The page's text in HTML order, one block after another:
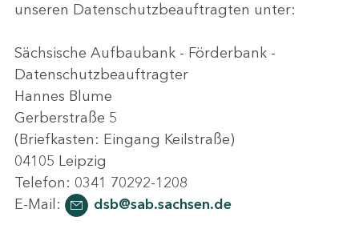
unseren Datenschutzbeauftragten unter:
Sächsische Aufbaubank - Förderbank -
Datenschutzbeauftragter
Hannes Blume
Gerberstraße 5
(Briefkasten: Eingang Keilstraße)
04105 Leipzig
Telefon: 0341 70292-1208
E-Mail:
dsb@sab.sachsen.de